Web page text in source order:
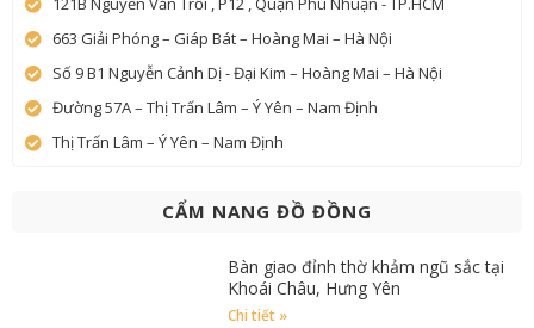
663 Giải Phóng – Giáp Bát – Hoàng Mai – Hà Nội
Số 9 B1 Nguyễn Cảnh Dị - Đại Kim – Hoàng Mai – Hà Nội
Đường 57A – Thị Trấn Lâm – Ý Yên – Nam Định
Thị Trấn Lâm – Ý Yên – Nam Định
CẨM NANG ĐỒ ĐỒNG
Bàn giao đỉnh thờ khảm ngũ sắc tại
Khoái Châu, Hưng Yên
Chi tiết »